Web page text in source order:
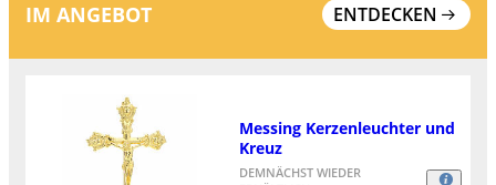
IM ANGEBOT ENTDECKEN
Messing Kerzenleuchter und
Kreuz
DEMNÄCHST WIEDER